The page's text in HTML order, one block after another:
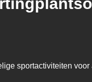
sportactiviteiten